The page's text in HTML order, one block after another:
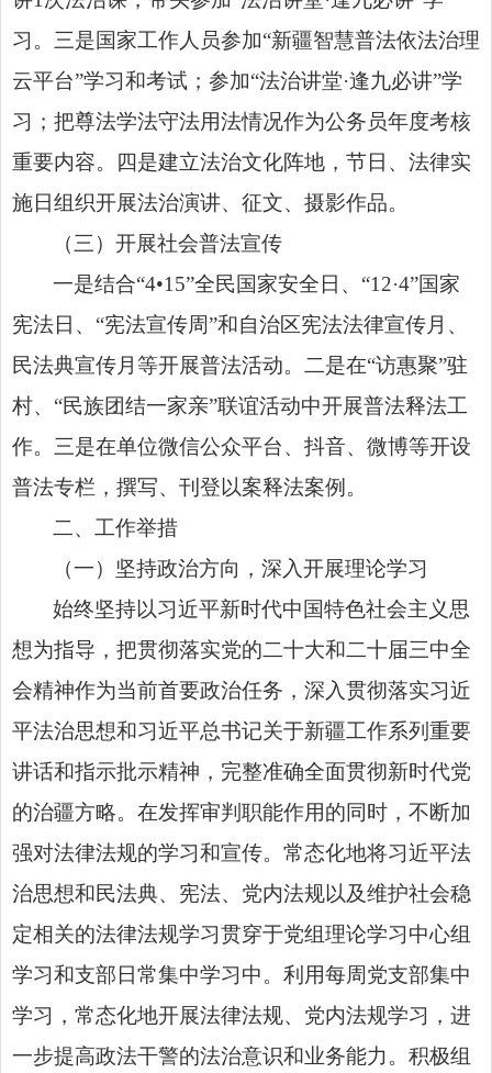
习。三是国家工作人员参加“新疆智慧普法依法治理
云平台”学习和考试；参加“法治讲堂·逢九必讲”学
习；把尊法学法守法用法情况作为公务员年度考核
重要内容。四是建立法治文化阵地，节日、法律实
施日组织开展法治演讲、征文、摄影作品。
（三）开展社会普法宣传
一是结合“4•15”全民国家安全日、 “12·4”国家
宪法日 、“宪法宣传周”和自治区宪法法律宣传月、
民法典宣传月等开展普法活动。二是在“访惠聚”驻
村、“民族团结一家亲”联谊活动中开展普法释法工
作。三是在单位微信公众平台、抖音、微博等开设
普法专栏，撰写、刊登以案释法案例。
二、工作举措
（一）坚持政治方向，深入开展理论学习
始终坚持以习近平新时代中国特色社会主义思
想为指导，把贯彻落实党的二十大和二十届三中全
会精神作为当前首要政治任务，深入贯彻落实习近
平法治思想和习近平总书记关于新疆工作系列重要
讲话和指示批示精神 ，完整准确全面贯彻新时代党
的治疆方略。在发挥审判职能作用的同时，不断加
强对法律法规的学习和宣传。常态化地将习近平法
治思想和民法典、宪法、党内法规以及维护社会稳
定相关的法律法规学习贯穿于党组理论学习中心组
学习和支部日常集中学习中。利用每周党支部集中
学习，常态化地开展法律法规、党内法规学习，进
一步提高政法干警的法治意识和业务能力。积极组